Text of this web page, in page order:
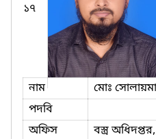
১৭
নাম
মোঃ
পদবি
অফিস
বস্ত্র